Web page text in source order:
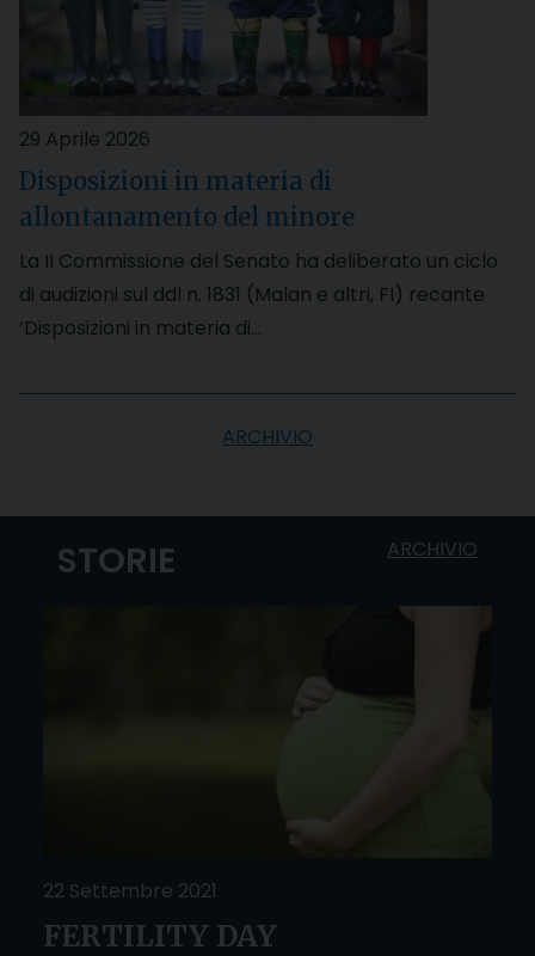
29 Aprile 2026
Disposizioni in materia di
allontanamento del minore
La II Commissione del Senato ha deliberato un ciclo
di audizioni sul ddl n. 1831 (Malan e altri, FI) recante
‘Disposizioni in materia di…
ARCHIVIO
ARCHIVIO
STORIE
22 Settembre 2021
FERTILITY DAY